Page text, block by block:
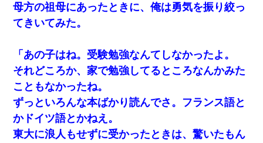
母方の祖母にあったときに、俺は勇気を振り絞っ
てきいてみた。
「あの子はね。受験勉強なんてしなかったよ。
それどころか、家で勉強してるところなんかみた
こともなかったね。
ずっといろんな本ばかり読んでさ。フランス語と
かドイツ語とかねえ。
東大に浪人もせずに受かったときは、驚いたもん